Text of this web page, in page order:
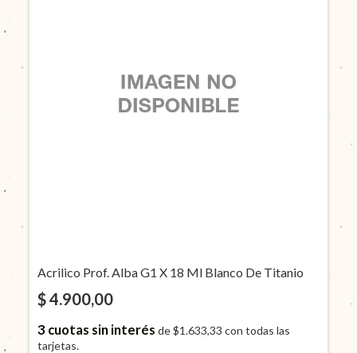
Acrilico Prof. Alba G1 X 18 Ml Blanco De Titanio
$ 4.900,00
3cuotas sin interés de$1.633,33 con todas las
tarjetas.